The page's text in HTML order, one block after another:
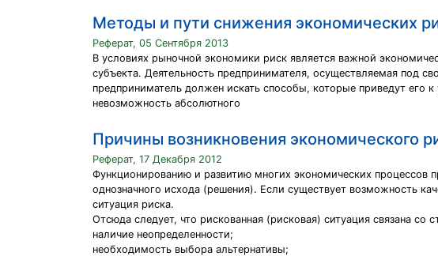
Методы и пути снижения экономических
Реферат, 05 Сентября 2013
В условиях рыночной экономики риск является важной
субъекта. Деятельность предпринимателя, осуществляемая под
предприниматель должен искать способы, которые приведут его
невозможность абсолютного
Причины возникновения экономического
Реферат, 17 Декабря 2012
Функционированию и развитию многих экономических процессов
однозначного исхода (решения). Если существует возможность
ситуация риска.
Отсюда следует, что рискованная (рисковая) ситуация связана со
наличие неопределенности;
необходимость выбора альтернативы;